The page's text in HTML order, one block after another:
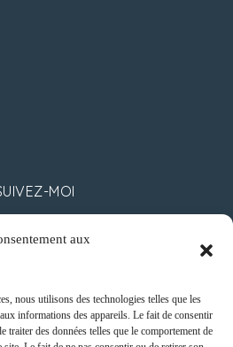
aux
nous utilisons des technologies telles que les
informations des appareils. Le fait de consentir
traiter des données telles que le comportement de
MOI
CONTACT